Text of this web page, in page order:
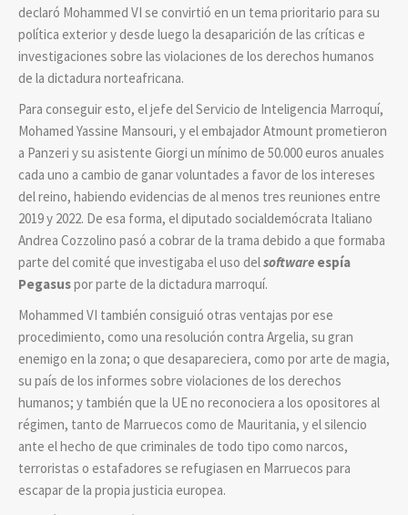
declaró Mohammed VI se convirtió en un tema prioritario para su
política exterior y desde luego la desaparición de las críticas e
investigaciones sobre las violaciones de los derechos humanos
de la dictadura norteafricana.
Para conseguir esto, el jefe del Servicio de Inteligencia Marroquí,
Mohamed Yassine Mansouri, y el embajador Atmount prometieron
a Panzeri y su asistente Giorgi un mínimo de 50.000 euros anuales
cada uno a cambio de ganar voluntades a favor de los intereses
del reino, habiendo evidencias de al menos tres reuniones entre
2019 y 2022. De esa forma, el diputado socialdemócrata Italiano
Andrea Cozzolino pasó a cobrar de la trama debido a que formaba
parte del comité que investigaba el uso delsoftware espía
Pegasuspor parte de la dictadura marroquí.
Mohammed VI también consiguió otras ventajas por ese
procedimiento, como una resolución contra Argelia, su gran
enemigo en la zona; o que desapareciera, como por arte de magia,
su país de los informes sobre violaciones de los derechos
humanos; y también que la UE no reconociera a los opositores al
régimen, tanto de Marruecos como de Mauritania, y el silencio
ante el hecho de que criminales de todo tipo como narcos,
terroristas o estafadores se refugiasen en Marruecos para
escapar de la propia justicia europea.